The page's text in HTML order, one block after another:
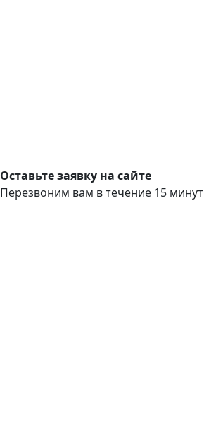
Оставьте заявку на сайте
Перезвоним вам в течение 15 минут